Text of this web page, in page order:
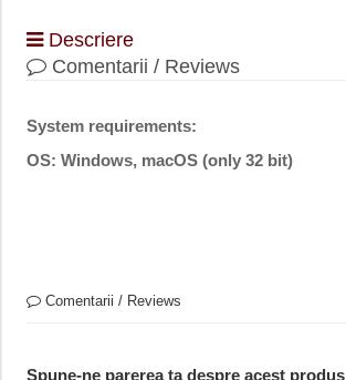
Descriere
Comentarii / Reviews
System requirements:
OS: Windows, macOS (only 32 bit)
Comentarii / Reviews
Spune-ne parerea ta despre acest produs